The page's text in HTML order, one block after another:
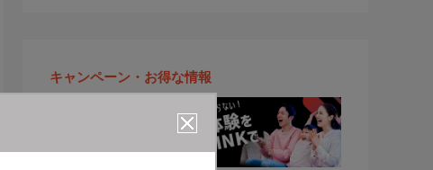
キャンペーン・お得な情報